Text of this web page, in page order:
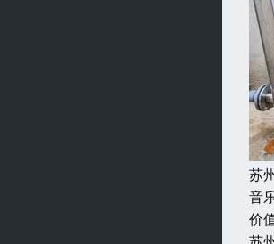
苏
音
价